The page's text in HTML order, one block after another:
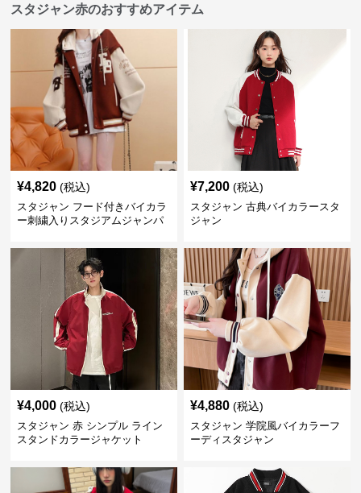
スタジャン赤のおすすめアイテム
¥4,820 (税込)
スタジャン フード付きバイカラ
ー刺繍入りスタジアムジャンパ
¥7,200 (税込)
スタジャン 古典バイカラースタ
ジャン
¥4,000 (税込)
スタジャン 赤 シンプル ライン
スタンドカラージャケット
¥4,880 (税込)
スタジャン 学院風バイカラーフ
ーディスタジャン